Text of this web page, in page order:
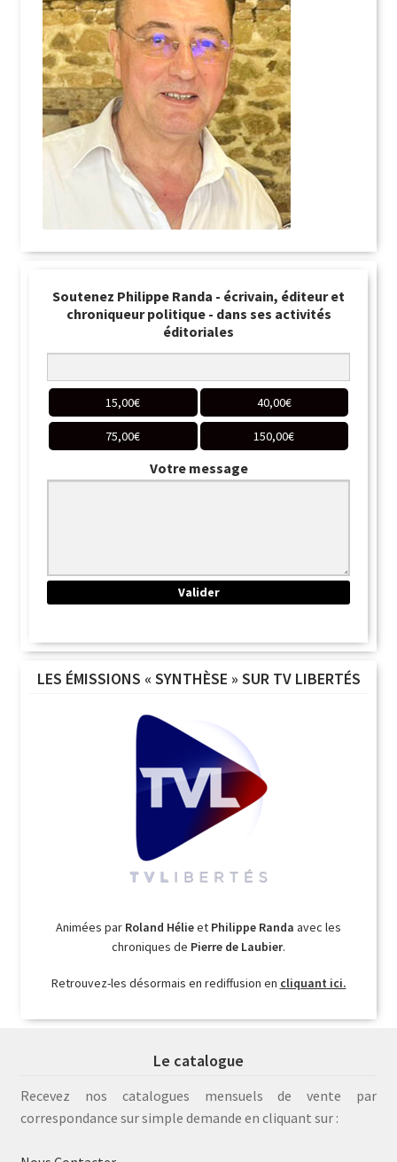
Soutenez Philippe Randa - écrivain, éditeur et
chroniqueur politique - dans ses activités
éditoriales
15,00€ 40,00€
75,00€ 150,00€
Votre message
LES ÉMISSIONS « SYNTHÈSE » SUR TV LIBERTÉS
Animées par Roland Hélieet Philippe Randa avec les
chroniques de Pierre de Laubier.
Retrouvez-les désormais en rediffusion en cliquant ici.
Le catalogue
Recevez nos catalogues mensuels de vente par
correspondance sur simple demande en cliquant sur :